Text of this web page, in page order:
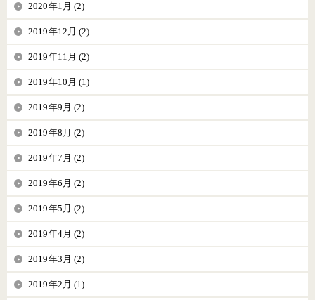
2020年1月 (2)
2019年12月 (2)
2019年11月 (2)
2019年10月 (1)
2019年9月 (2)
2019年8月 (2)
2019年7月 (2)
2019年6月 (2)
2019年5月 (2)
2019年4月 (2)
2019年3月 (2)
2019年2月 (1)